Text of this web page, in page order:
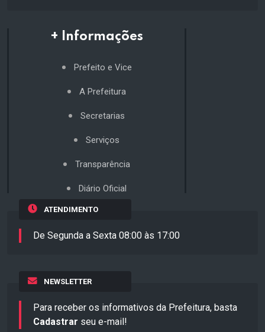
+ Informações
Prefeito e Vice
A Prefeitura
Secretarias
Serviços
Transparência
Diário Oficial
ATENDIMENTO
De Segunda a Sexta 08:00 às 17:00
NEWSLETTER
Para receber os informativos da Prefeitura, basta
Cadastrar seu e-mail!